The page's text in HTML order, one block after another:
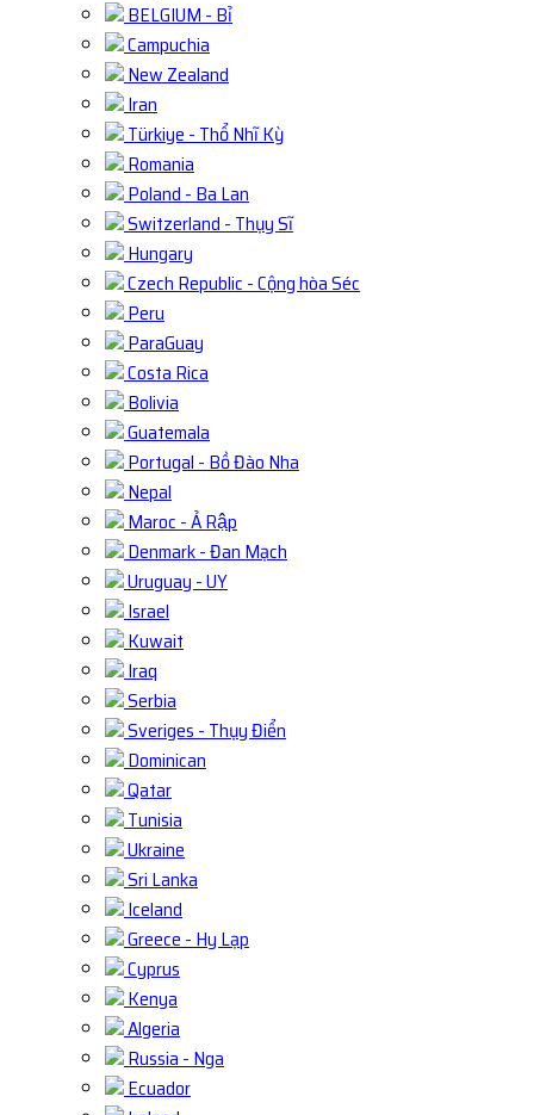
BELGIUM - Bỉ
Campuchia
New Zealand
Iran
Türkiye - Thổ Nhĩ Kỳ
Romania
Poland - Ba Lan
Switzerland - Thụy Sĩ
Hungary
Czech Republic - Cộng hòa Séc
Peru
ParaGuay
Costa Rica
Bolivia
Guatemala
Portugal - Bồ Đào Nha
Nepal
Maroc - Ả Rập
Denmark - Đan Mạch
Uruguay - UY
Israel
Kuwait
Iraq
Serbia
Sveriges - Thụy Điển
Dominican
Qatar
Tunisia
Ukraine
Sri Lanka
Iceland
Greece - Hy Lạp
Cyprus
Kenya
Algeria
Russia - Nga
Ecuador